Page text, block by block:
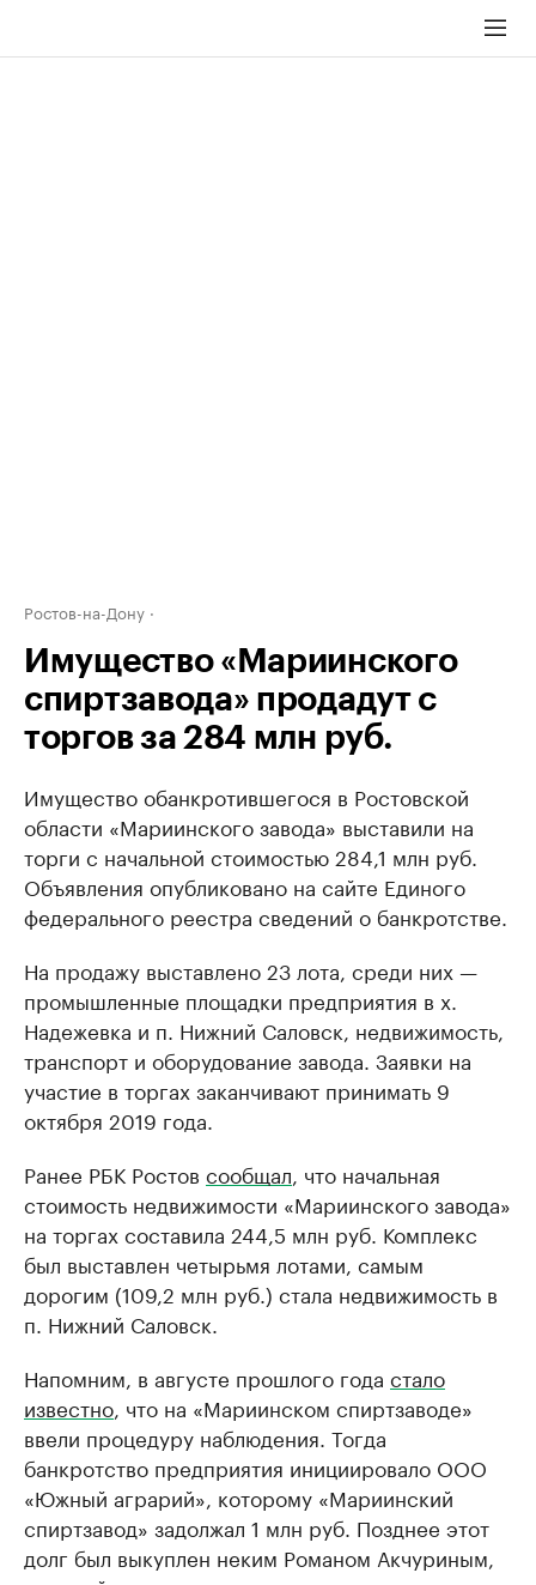
Ростов-на-Дону
Имущество «Мариинского
спиртзавода» продадут с
торгов за 284 млн руб.
Имущество обанкротившегося в Ростовской
области «Мариинского завода» выставили на
торги с начальной стоимостью 284,1 млн руб.
Объявления опубликовано на сайте Единого
федерального реестра сведений о банкротстве.
На продажу выставлено 23 лота, среди них —
промышленные площадки предприятия в х.
Надежевка и п. Нижний Саловск, недвижимость,
транспорт и оборудование завода. Заявки на
участие в торгах заканчивают принимать 9
октября 2019 года.
Ранее РБК Ростов сообщал , что начальная
стоимость недвижимости «Мариинского завода»
на торгах составила 244,5 млн руб. Комплекс
был выставлен четырьмя лотами, самым
дорогим (109,2 млн руб.) стала недвижимость в
п. Нижний Саловск.
Напомним, в августе прошлого года стало
известно , что на «Мариинском спиртзаводе»
ввели процедуру наблюдения. Тогда
банкротство предприятия инициировало ООО
«Южный аграрий», которому «Мариинский
спиртзавод» задолжал 1 млн руб. Позднее этот
долг был выкуплен неким Романом Акчуриным,